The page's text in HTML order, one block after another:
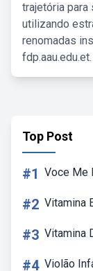
trajetória para
utilizando
renomadas
fdp.aau.edu.et.
Top Post
#1 Voce Me
#2 Vitamina
#3 Vitamina
#4 Violão